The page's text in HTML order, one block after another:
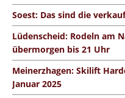
Soest: Das sind die
Lüdenscheid: Rodeln am
übermorgen bis 21 Uhr
Meinerzhagen: Skilift
Januar 2025